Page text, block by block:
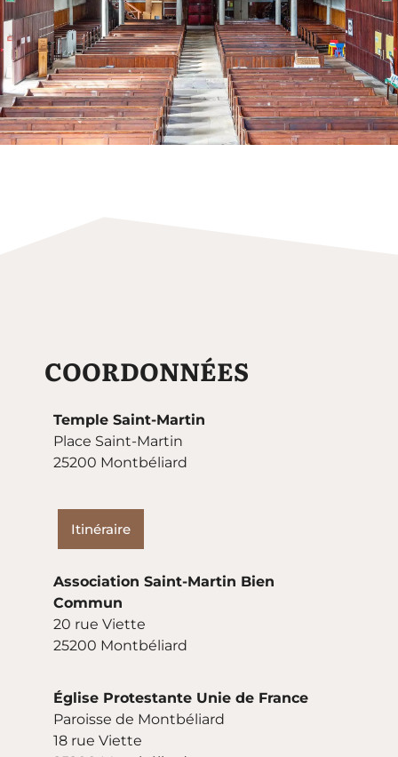
COORDONNÉES
Temple Saint-Martin
Place Saint-Martin
25200 Montbéliard
Itinéraire
Association Saint-Martin Bien
Commun
20 rue Viette
25200 Montbéliard
Église Protestante Unie de France
Paroisse de Montbéliard
18 rue Viette